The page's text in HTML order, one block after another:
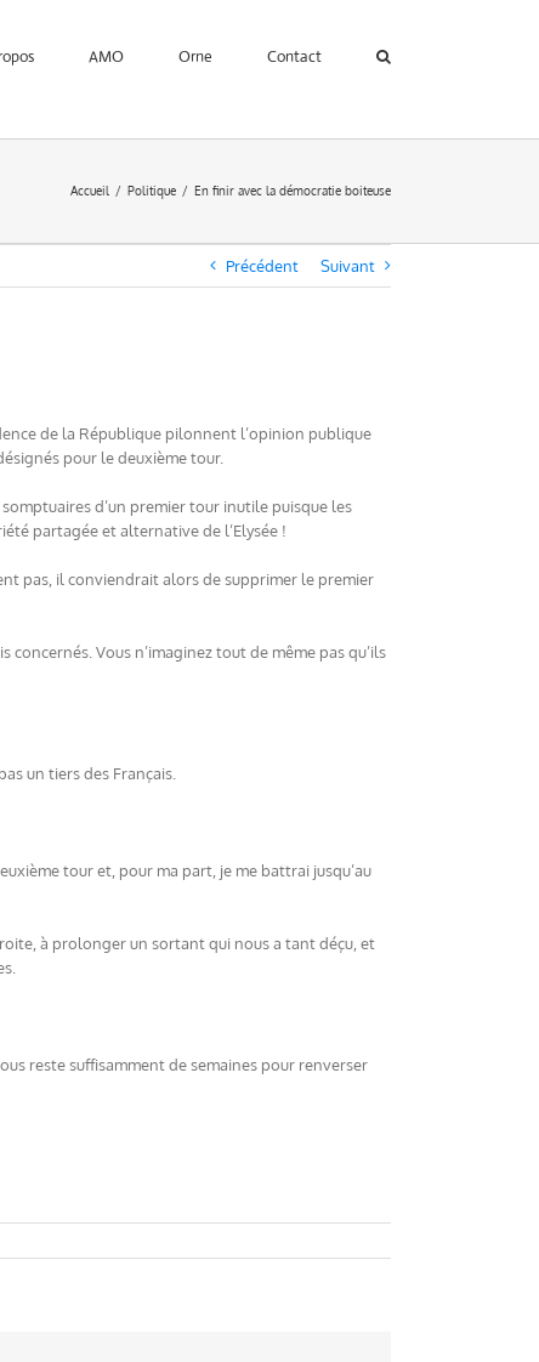
AMO Orne Contact
Accueil Politique En finir avec la démocratie boiteuse
Précédent Suivant
de la République pilonnent l’opinion publique
pour le deuxième tour.
d’un premier tour inutile puisque les
partagée et alternative de l’Elysée !
pas, il conviendrait alors de supprimer le premier
Vous n’imaginez tout de même pas qu’ils
un tiers des Français.
tour et, pour ma part, je me battrai jusqu’au
à prolonger un sortant qui nous a tant déçu, et
reste suffisamment de semaines pour renverser